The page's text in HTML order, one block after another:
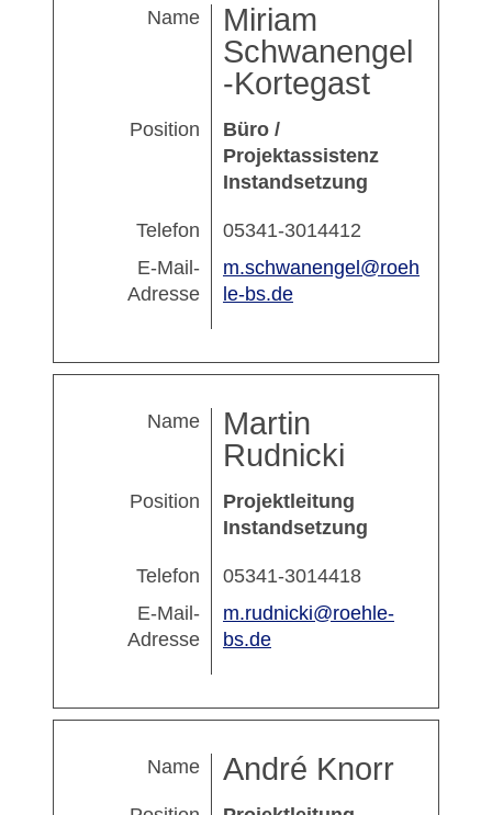
Name
Miriam
Schwanengel
-Kortegast
Position
Büro /
Projektassistenz
Instandsetzung
Telefon
05341-3014412
E-Mail-
Adresse
m.schwanengel@roeh
le-bs.de
Name
Martin
Rudnicki
Position
Projektleitung
Instandsetzung
Telefon
05341-3014418
E-Mail-
Adresse
m.rudnicki@roehle-
bs.de
Name André Knorr